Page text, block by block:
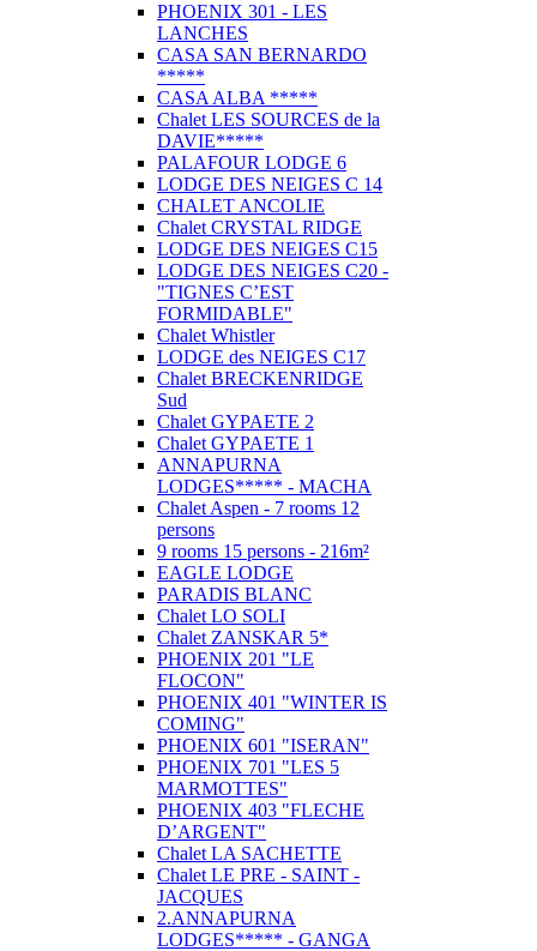
PHOENIX 301 - LES
LANCHES
CASA SAN BERNARDO
*****
CASA ALBA *****
Chalet LES SOURCES de la
DAVIE*****
PALAFOUR LODGE 6
LODGE DES NEIGES C 14
CHALET ANCOLIE
Chalet CRYSTAL RIDGE
LODGE DES NEIGES C15
LODGE DES NEIGES C20 -
"TIGNES C’EST
FORMIDABLE"
Chalet Whistler
LODGE des NEIGES C17
Chalet BRECKENRIDGE
Sud
Chalet GYPAETE 2
Chalet GYPAETE 1
ANNAPURNA
LODGES***** - MACHA
Chalet Aspen - 7 rooms 12
persons
9 rooms 15 persons - 216m²
EAGLE LODGE
PARADIS BLANC
Chalet LO SOLI
Chalet ZANSKAR 5*
PHOENIX 201 "LE
FLOCON"
PHOENIX 401 "WINTER IS
COMING"
PHOENIX 601 "ISERAN"
PHOENIX 701 "LES 5
MARMOTTES"
PHOENIX 403 "FLECHE
D’ARGENT"
Chalet LA SACHETTE
Chalet LE PRE - SAINT -
JACQUES
2.ANNAPURNA
LODGES***** - GANGA